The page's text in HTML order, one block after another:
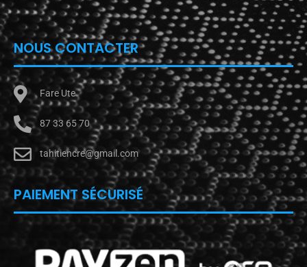
NOUS CONTACTER
Fare Ute
87 33 65 70
tahitiencre@gmail.com
PAIEMENT SÉCURISÉ